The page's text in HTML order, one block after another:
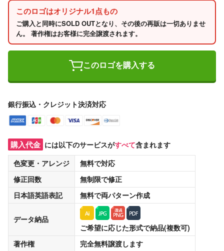
このロゴはオリジナル1点もの
ご購入と同時にSOLD OUTとなり、その後の再販は一切ありませ
ん。 著作権はお客様に完全譲渡されます。
このロゴを購入する
銀行振込・クレジット決済対応
購入代金 には以下のサービスがすべて含まれます
色変更・アレンジ
無料で対応
修正回数
無制限で修正
日本語英語表記
無料で両パターン作成
データ納品
ご希望に応じた形式で納品(複数可)
著作権
完全無料譲渡します